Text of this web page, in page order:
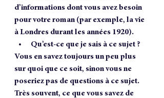
d’informations dont vous avez besoin
pour votre roman (par exemple, la vie
à Londres durant les années 1920).
Qu’est-ce que je sais à ce sujet ?
Vous en savez toujours un peu plus
sur quoi que ce soit, sinon vous ne
poseriez pas de questions à ce sujet.
Très souvent, ce que vous savez de